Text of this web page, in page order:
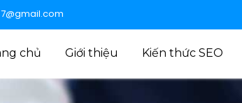
chủ Giới thiệu Kiến thức SEO